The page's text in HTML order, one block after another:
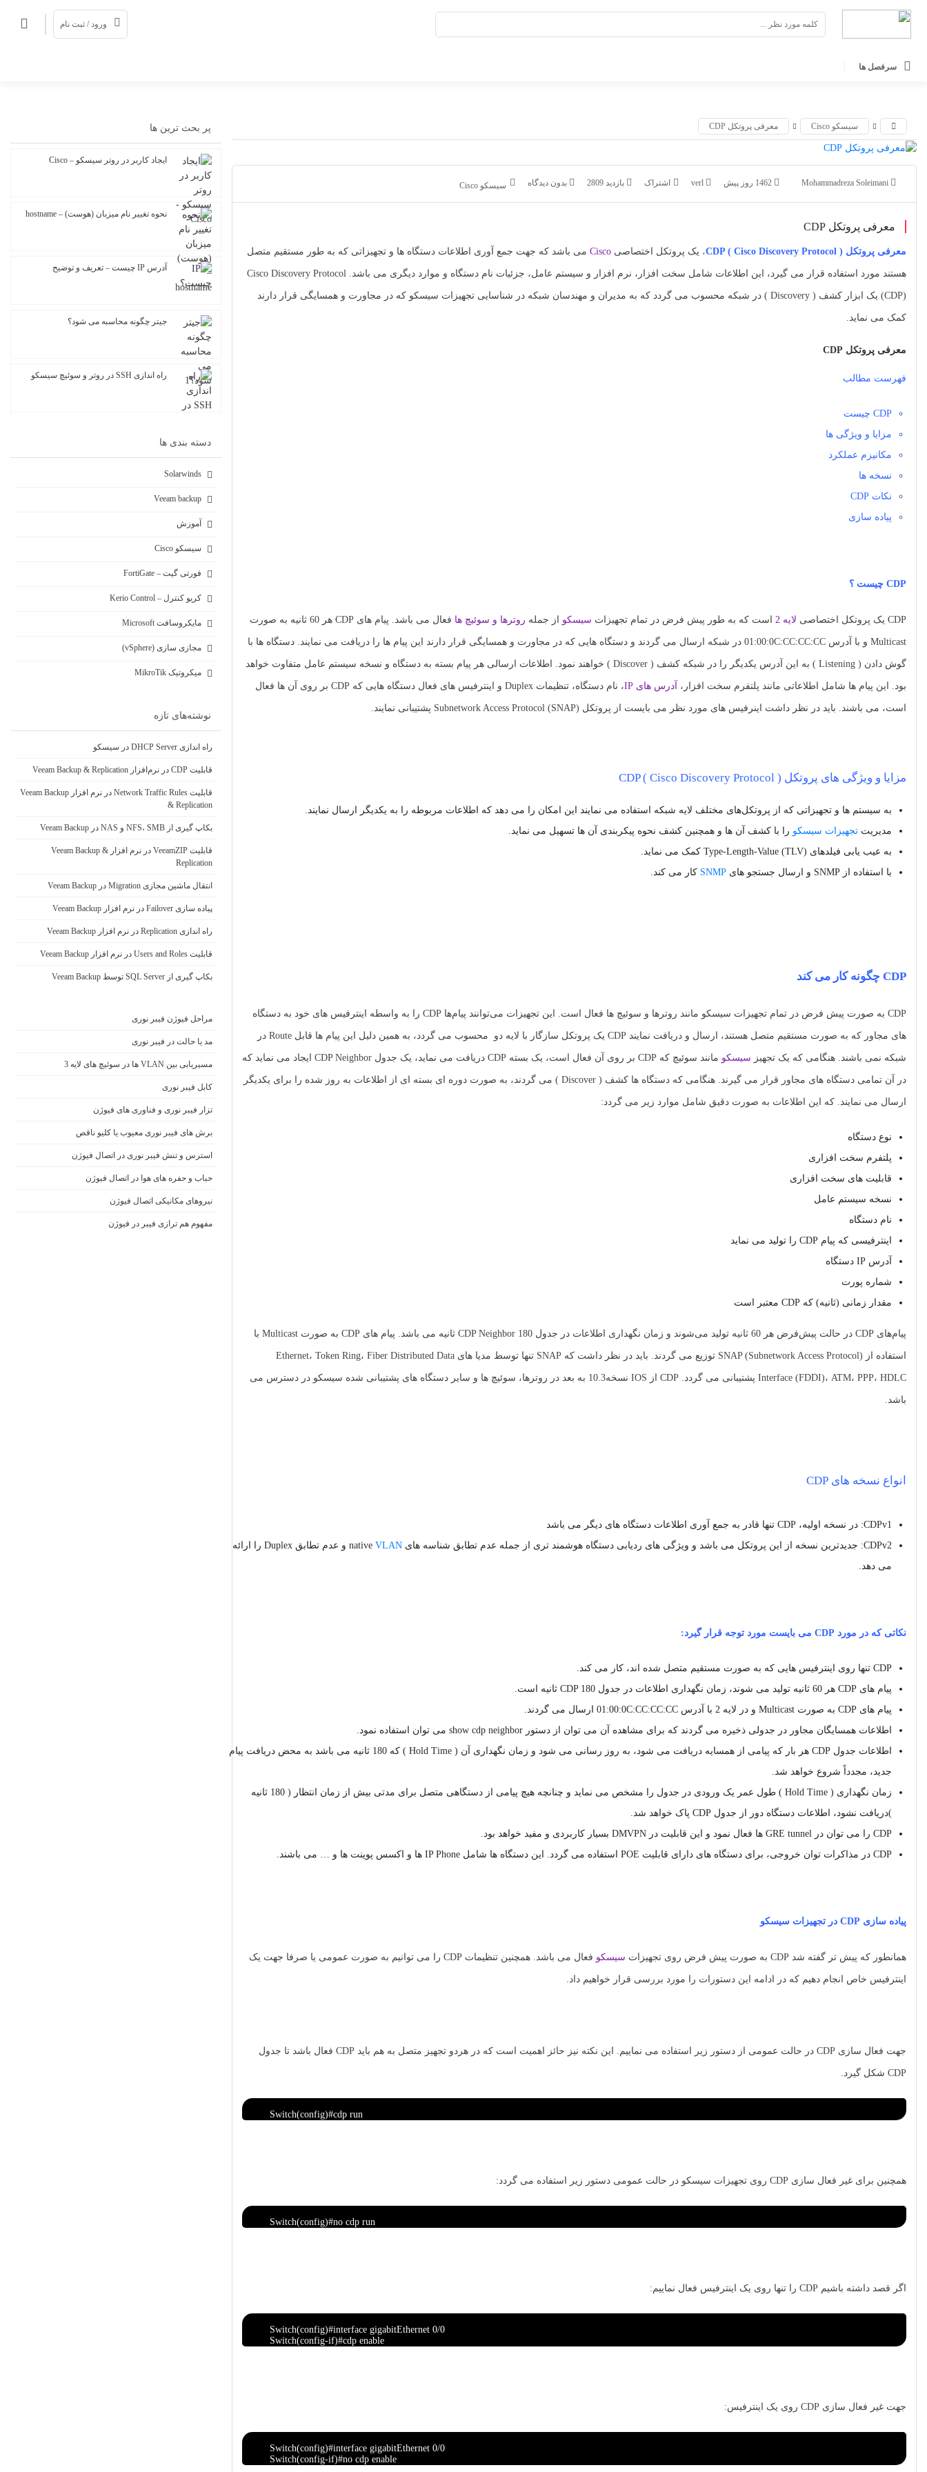
اشتراک گذاری
خود به اشتراک بگذارید.
ورود / ثبت نام
سرفصل ها
سیسکو Cisco معرفی پروتکل CDP
Mohammadreza Soleimani
اشتراک گذاری
به اشتراک بگذارید.
بازدید 2809 بدون دیدگاه سیسکو Cisco
معرفی پروتکل CDP
معرفی پروتکل CDP ( Cisco Discovery Protocol ) ، یک پروتکل اختصاصی Cisco می باشد که جهت جمع آوری اطلاعات دستگاه ها و تجهیزاتی که به طور مستقیم متصل
هستند مورد استفاده قرار می گیرد، این اطلاعات شامل سخت افزار، نرم افزار و سیستم عامل، جزئیات نام دستگاه و موارد دیگری می باشد. Cisco Discovery Protocol
(CDP) یک ابزار کشف ( Discovery ) در شبکه محسوب می گردد که به مدیران و مهندسان شبکه در شناسایی تجهیزات سیسکو که در مجاورت و همسایگی قرار دارند
کمک می نماید.
معرفی پروتکل CDP
فهرست مطالب
CDP چیست
مزایا و ویژگی ها
مکانیزم عملکرد
نسخه ها
نکات CDP
پیاده سازی
CDP چیست ؟
CDP یک پروتکل اختصاصی لایه 2 است که به طور پیش فرض در تمام تجهیزات سیسکو از جمله روترها و سوئیچ ها فعال می باشد. پیام های CDP هر 60 ثانیه به صورت
Multicast و با آدرس 01:00:0C:CC:CC:CC در شبکه ارسال می گردند و دستگاه هایی که در مجاورت و همسایگی قرار دارند این پیام ها را دریافت می نمایند. دستگاه ها با
گوش دادن ( Listening ) به این آدرس یکدیگر را در شبکه کشف ( Discover ) خواهند نمود. اطلاعات ارسالی هر پیام بسته به دستگاه و نسخه سیستم عامل متفاوت خواهد
بود. این پیام ها شامل اطلاعاتی مانند پلتفرم سخت افزار، آدرس های IP ، نام دستگاه، تنظیمات Duplex و اینترفیس های فعال دستگاه هایی که CDP بر روی آن ها فعال
است، می باشند. باید در نظر داشت اینرفیس های مورد نظر می بایست از پروتکل Subnetwork Access Protocol (SNAP) پشتیبانی نمایند.
مزایا و ویژگی های پروتکل CDP ( Cisco Discovery Protocol )
به سیستم‌ ها و تجهیزاتی که از پروتکل‌های مختلف لایه شبکه استفاده می نمایند این امکان را می دهد که اطلاعات مربوطه را به یکدیگر ارسال نمایند.
مدیریت تجهیزات سیسکو را با کشف آن ها و همچنین کشف نحوه پیکربندی آن ها تسهیل می نماید.
به عیب یابی فیلدهای Type-Length-Value (TLV) کمک می نماید.
با استفاده از SNMP و ارسال جستجو های
SNMP کار می کند.
CDP چگونه کار می کند
CDP به صورت پیش فرض در تمام تجهیزات سیسکو مانند روترها و سوئیچ ها فعال است. این تجهیزات می‌توانند پیام‌ها CDP را به واسطه اینترفیس های خود به دستگاه
‌های مجاور که به صورت مستقیم متصل هستند، ارسال و دریافت نمایند CDP یک پروتکل سازگار با لایه دو محسوب می گردد، به همین دلیل این پیام ها قابل Route در
شبکه نمی باشند. هنگامی که یک تجهیز سیسکو مانند سوئیچ که CDP بر روی آن فعال است، یک بسته CDP دریافت می نماید، یک جدول CDP Neighbor ایجاد می نماید که
در آن تمامی دستگاه های مجاور قرار می گیرند. هنگامی که دستگاه ها کشف ( Discover ) می گردند، به صورت دوره ای بسته ای از اطلاعات به روز شده را برای یکدیگر
ارسال می نمایند. که این اطلاعات به صورت دقیق شامل موارد زیر می گردد:
نوع دستگاه
پلتفرم سخت افزاری
قابلیت های سخت افزاری
نسخه سیستم عامل
نام دستگاه
اینترفیسی که پیام CDP را تولید می نماید
آدرس IP دستگاه
شماره پورت
مقدار زمانی (ثانیه) که CDP معتبر است
پیام‌های CDP در حالت پیش‌فرض هر 60 ثانیه تولید می‌شوند و زمان نگهداری اطلاعات در جدول CDP Neighbor 180 ثانیه می باشد. پیام های CDP به صورت Multicast با
استفاده از SNAP (Subnetwork Access Protocol) توزیع می گردند. باید در نظر داشت که SNAP تنها توسط مدیا های Ethernet، Token Ring، Fiber Distributed Data
Interface (FDDI)، ATM، PPP، HDLC پشتیبانی می گردد. CDP از IOS نسخه10.3 به بعد در روترها، سوئیچ ها و سایر دستگاه های پشتیبانی شده سیسکو در دسترس می
باشد.
انواع نسخه های CDP
CDPv1: در نسخه اولیه، CDP تنها قادر به جمع آوری اطلاعات دستگاه های دیگر می باشد
CDPv2: جدیدترین نسخه از این پروتکل می باشد و ویژگی های ردیابی دستگاه هوشمند تری از جمله عدم تطابق شناسه های native
VLAN
و عدم تطابق Duplex را ارائه
می دهد.
نکاتی که در مورد CDP می بایست مورد توجه قرار گیرد:
CDP تنها روی اینترفیس هایی که به صورت مستقیم متصل شده اند، کار می کند.
پیام های CDP هر 60 ثانیه تولید می شوند، زمان نگهداری اطلاعات در جدول CDP 180 ثانیه است.
پیام ‌های CDP به صورت Multicast و در لایه 2 با آدرس 01:00:0C:CC:CC:CC ارسال می گردند.
اطلاعات همسایگان مجاور در جدولی ذخیره می گردند که برای مشاهده آن می توان از دستور show cdp neighbor می توان استفاده نمود.
اطلاعات جدول CDP هر بار که پیامی از همسایه دریافت می شود، به روز رسانی می شود و زمان نگهداری آن ( Hold Time ) که 180 ثانیه می باشد به محض دریافت پیام
جدید، مجدداً شروع خواهد شد.
زمان نگهداری ( Hold Time ) طول عمر یک ورودی در جدول را مشخص می نماید و چنانچه هیچ پیامی از دستگاهی متصل برای مدتی بیش از زمان انتظار ( 180 ثانیه
)دریافت نشود، اطلاعات دستگاه دور از جدول CDP پاک خواهد شد.
CDP را می توان در GRE tunnel ها فعال نمود و این قابلیت در DMVPN بسیار کاربردی و مفید خواهد بود.
CDP در مذاکرات توان خروجی، برای دستگاه های دارای قابلیت POE استفاده می گردد. این دستگاه ها شامل IP Phone ها و اکسس پوینت ها و … می باشند.
پیاده سازی CDP در تجهیزات سیسکو
همانطور که پیش تر گفته شد CDP به صورت پیش فرض روی تجهیزات سیسکو فعال می باشد. همچنین تنظیمات CDP را می توانیم به صورت عمومی یا صرفا جهت یک
اینترفیس خاص انجام دهیم که در ادامه این دستورات را مورد بررسی قرار خواهیم داد.
جهت فعال سازی CDP در حالت عمومی از دستور زیر استفاده می نماییم. این نکته نیز حائز اهمیت است که در هردو تجهیز متصل به هم باید CDP فعال باشد تا جدول
CDP شکل گیرد.
Switch(config)#cdp run
همچنین برای غیر فعال سازی CDP روی تجهیزات سیسکو در حالت عمومی دستور زیر استفاده می گردد:
Switch(config)#no cdp run
اگر قصد داشته باشیم CDP را تنها روی یک اینترفیس فعال نماییم:
Switch(config)#interface gigabitEthernet 0/0
Switch(config-if)#cdp enable
جهت غیر فعال سازی CDP روی یک اینترفیس:
Switch(config)#interface gigabitEthernet 0/0
Switch(config-if)#no cdp enable
پر بحث ترین ها
ایجاد کاربر در روتر سیسکو – Cisco
نحوه تغییر نام میزبان (هوست) – hostname
آدرس IP چیست – تعریف و توضیح
جیتر چگونه محاسبه می شود؟
راه اندازی SSH در روتر و سوئیچ سیسکو
دسته بندی ها
Solarwinds
Veeam backup
آموزش
سیسکو Cisco
فورتی گیت – FortiGate
کریو کنترل – Kerio Control
مایکروسافت Microsoft
مجازی سازی (vSphere)
میکروتیک MikroTik
نوشته‌های تازه
راه اندازی DHCP Server در سیسکو
قابلیت CDP در نرم‌افزار Veeam Backup & Replication
قابلیت Network Traffic Rules در نرم افزار Veeam Backup
& Replication
بکاپ گیری از NFS، SMB و NAS در Veeam Backup
قابلیت VeeamZIP در نرم افزار Veeam Backup &
Replication
انتقال ماشین مجازی Migration در Veeam Backup
پیاده سازی Failover در نرم افزار Veeam Backup
راه اندازی Replication در نرم افزار Veeam Backup
قابلیت Users and Roles در نرم افزار Veeam Backup
بکاپ گیری از SQL Server توسط Veeam Backup
مراحل فیوژن فیبر نوری
مد یا حالت در فیبر نوری
مسیریابی بین VLAN ها در سوئیچ های لایه 3
کابل فیبر نوری
تزار فیبر نوری و فناوری های فیوژن
برش های فیبر نوری معیوب یا کلیو ناقص
استرس و تنش فیبر نوری در اتصال فیوژن
حباب و حفره‌ های هوا در اتصال فیوژن
نیروهای مکانیکی اتصال فیوژن
مفهوم هم ترازی فیبر در فیوژن